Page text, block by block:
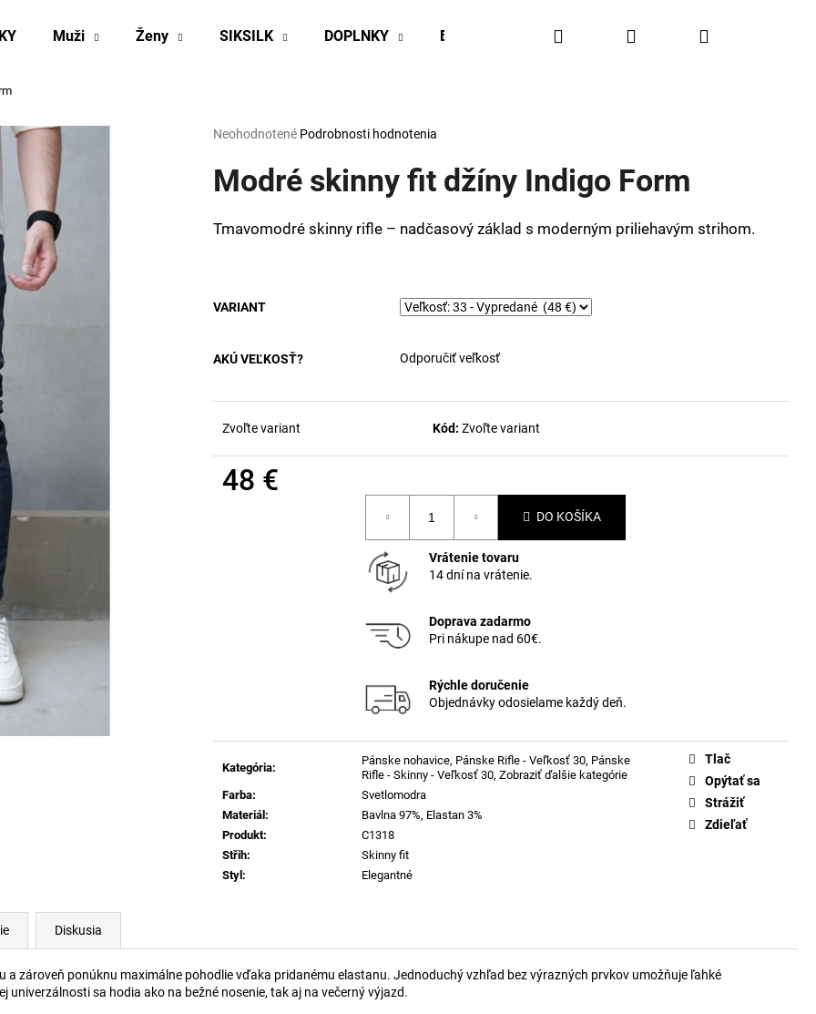
Muži Ženy SIKSILK DOPLNKY BESTSELLERS OUTFIT OF THE WEEK
Hľadať PrihlásenieNákupný
Priemerné
produktu
je
5
Neohodnotené Podrobnosti hodnotenia
Modré skinny fit džíny Indigo Form
Tmavomodré skinny rifle – nadčasový základ s moderným priliehavým strihom.
VARIANT
AKÚ VEĽKOSŤ? Odporučiť veľkosť
Zvoľte variant Kód: Zvoľte variant
48 €
DO KOŠÍKA
Vrátenie tovaru
14 dní na vrátenie.
Doprava zadarmo
Pri nákupe nad 60€.
Rýchle doručenie
Objednávky odosielame každý deň.
Kategória:
Pánske nohavice, Pánske Rifle - Veľkosť 30, Pánske
Rifle - Skinny - Veľkosť 30, Zobraziť ďalšie kategórie
Farba:
Svetlomodra
Materiál:
Bavlna 97%, Elastan 3%
Produkt:
C1318
Střih:
Skinny fit
Styl: Elegantné
Tlač
Opýtať sa
Strážiť
Zdieľať
Diskusia
zároveň ponúknu maximálne pohodlie vďaka pridanému elastanu. Jednoduchý vzhľad bez výrazných prvkov umožňuje ľahké
sa hodia ako na bežné nosenie, tak aj na večerný výjazd.
HĽADAŤ